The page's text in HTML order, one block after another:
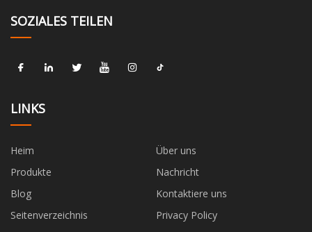
SOZIALES TEILEN
LINKS
Heim
Über uns
Produkte
Nachricht
Blog
Kontaktiere uns
Seitenverzeichnis
Privacy Policy